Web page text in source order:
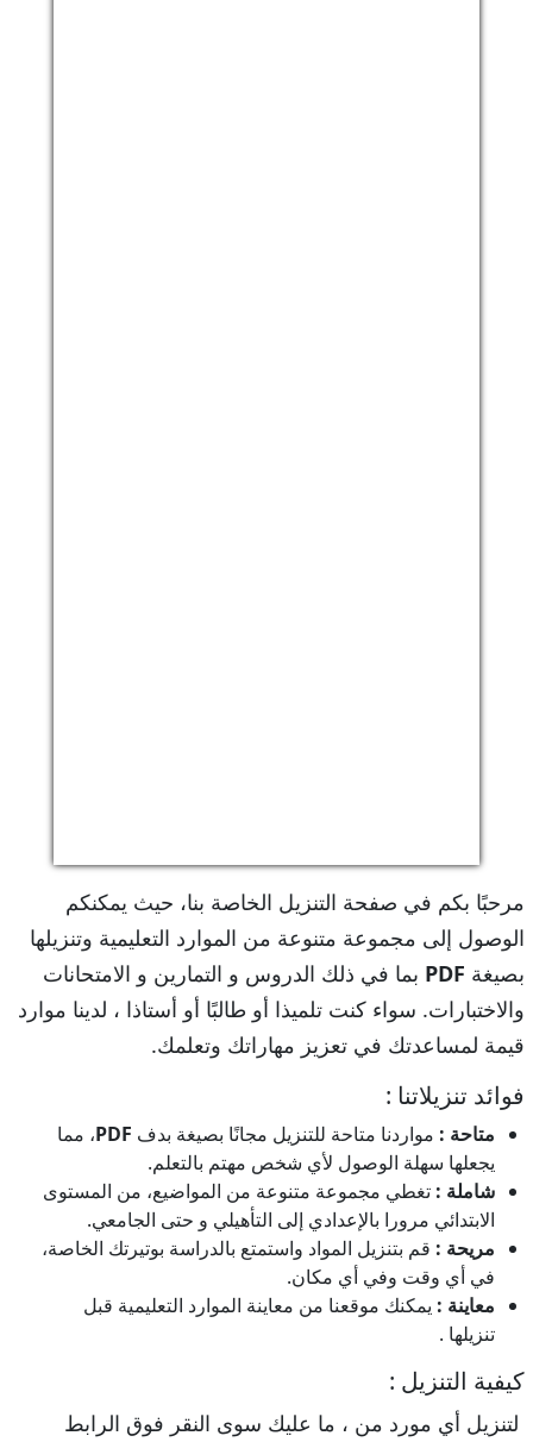
مرحبًا بكم في صفحة التنزيل الخاصة بنا، حيث يمكنكم
الوصول إلى مجموعة متنوعة من الموارد التعليمية وتنزيلها
بصيغة PDF بما في ذلك الدروس و التمارين و الامتحانات
والاختبارات. سواء كنت تلميذا أو طالبًا أو أستاذا ، لدينا موارد
قيمة لمساعدتك في تعزيز مهاراتك وتعلمك.
فوائد تنزيلاتنا :
متاحة : مواردنا متاحة للتنزيل مجانًا بصيغة بدف PDF، مما
يجعلها سهلة الوصول لأي شخص مهتم بالتعلم.
شاملة : تغطي مجموعة متنوعة من المواضيع، من المستوى
الابتدائي مرورا بالإعدادي إلى التأهيلي و حتى الجامعي.
مريحة : قم بتنزيل المواد واستمتع بالدراسة بوتيرتك الخاصة،
في أي وقت وفي أي مكان.
معاينة : يمكنك موقعنا من معاينة الموارد التعليمية قبل
تنزيلها .
كيفية التنزيل :
لتنزيل أي مورد من ، ما عليك سوى النقر فوق الرابط